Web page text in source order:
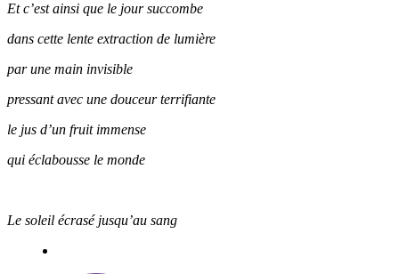
Et c’est ainsi que le jour succombe
dans cette lente extraction de lumière
par une main invisible
pressant avec une douceur terrifiante
le jus d’un fruit immense
qui éclabousse le monde
Le soleil écrasé jusqu’au sang